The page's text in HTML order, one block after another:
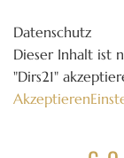
Datenschutz
Dieser Inhalt ist
"Dirs21"
Akzeptieren